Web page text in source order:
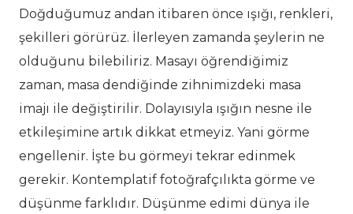
Doğduğumuz andan itibaren önce ışığı, renkleri,
şekilleri görürüz. İlerleyen zamanda şeylerin ne
olduğunu bilebiliriz. Masayı öğrendiğimiz
zaman, masa dendiğinde zihnimizdeki masa
imajı ile değiştirilir. Dolayısıyla ışığın nesne ile
etkileşimine artık dikkat etmeyiz. Yani görme
engellenir. İşte bu görmeyi tekrar edinmek
gerekir. Kontemplatif fotoğrafçılıkta görme ve
düşünme farklıdır. Düşünme edimi dünya ile